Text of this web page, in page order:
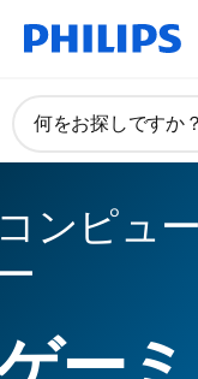
何をお探しですか？
ンピュ